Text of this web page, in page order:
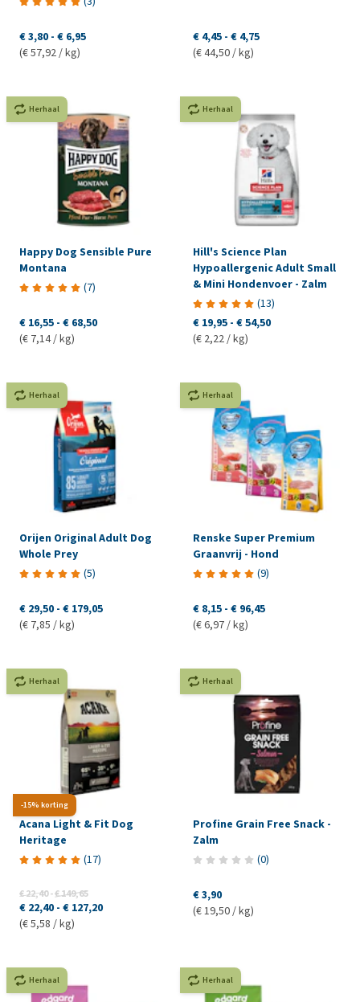
€ 3,80 - € 6,95
(€ 57,92 / kg)
€ 4,45 - € 4,75
(€ 44,50 / kg)
Herhaal
Happy Dog Sensible Pure
Montana
(7)
€ 16,55 - € 68,50
(€ 7,14 / kg)
Herhaal
Hill's Science Plan
Hypoallergenic Adult Small
& Mini Hondenvoer - Zalm
(13)
€ 19,95 - € 54,50
(€ 2,22 / kg)
Herhaal
Orijen Original Adult Dog
Whole Prey
(5)
€ 29,50 - € 179,05
(€ 7,85 / kg)
Herhaal
Renske Super Premium
Graanvrij - Hond
(9)
€ 8,15 - € 96,45
(€ 6,97 / kg)
-15% korting
Herhaal
Acana Light & Fit Dog
Heritage
(17)
€ 22,40-€ 149,65
€ 22,40 - € 127,20
(€ 5,58 / kg)
Herhaal
Profine Grain Free Snack -
Zalm
(0)
€ 3,90
(€ 19,50 / kg)
Herhaal Herhaal